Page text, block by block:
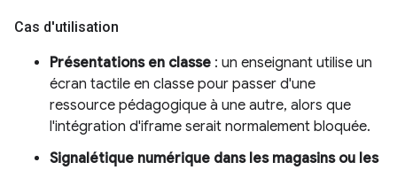
Cas d'utilisation
Présentations en classe : un enseignant utilise un
écran tactile en classe pour passer d'une
ressource pédagogique à une autre, alors que
l'intégration d'iframe serait normalement bloquée.
Signalétique numérique dans les magasins ou les